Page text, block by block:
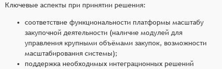
Ключевые аспекты при принятии решения:
соответствие функциональности платформы масштабу
закупочной деятельности (наличие модулей для
управления крупными объёмами закупок, возможности
масштабирования системы);
поддержка необходимых интеграционных решений